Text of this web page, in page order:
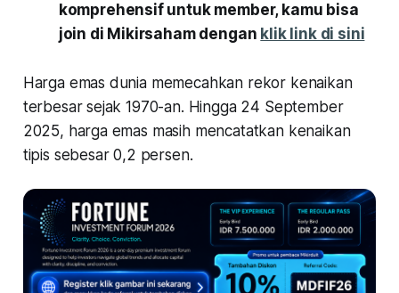
komprehensif untuk member, kamu bisa
join di Mikirsaham dengan klik link di sini
Harga emas dunia memecahkan rekor kenaikan
terbesar sejak 1970-an. Hingga 24 September
2025, harga emas masih mencatatkan kenaikan
tipis sebesar 0,2 persen.